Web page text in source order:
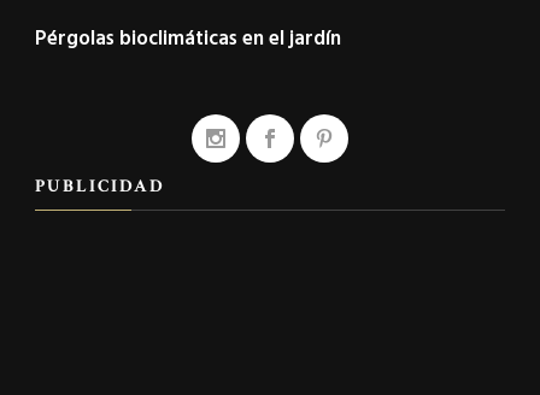
Pérgolas bioclimáticas en el jardín
PUBLICIDAD